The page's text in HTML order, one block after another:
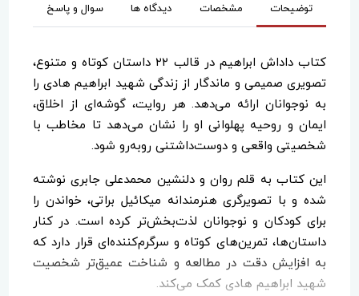
توضیحات مشخصات دیدگاه ها سوال و پاسخ
کتاب داداش ابراهیم در قالب ۲۲ داستان کوتاه و متنوع،
تصویری صمیمی و ماندگار از زندگی شهید ابراهیم هادی را
به نوجوانان ارائه می‌دهد. هر روایت، گوشه‌ای از اخلاق،
ایمان و روحیه پهلوانی او را نشان می‌دهد تا مخاطب با
شخصیتی واقعی و دوست‌داشتنی روبه‌رو شود.
این کتاب به قلم روان و دلنشین محمدعلی جابری نوشته
شده و با تصویرگری هنرمندانه میکائیل براتی، خواندن را
برای کودکان و نوجوانان لذت‌بخش‌تر کرده است. در کنار
داستان‌ها، تمرین‌های کوتاه و سرگرم‌کننده‌ای قرار دارد که
به افزایش دقت در مطالعه و شناخت عمیق‌تر شخصیت
شهید ابراهیم هادی کمک می‌کند.